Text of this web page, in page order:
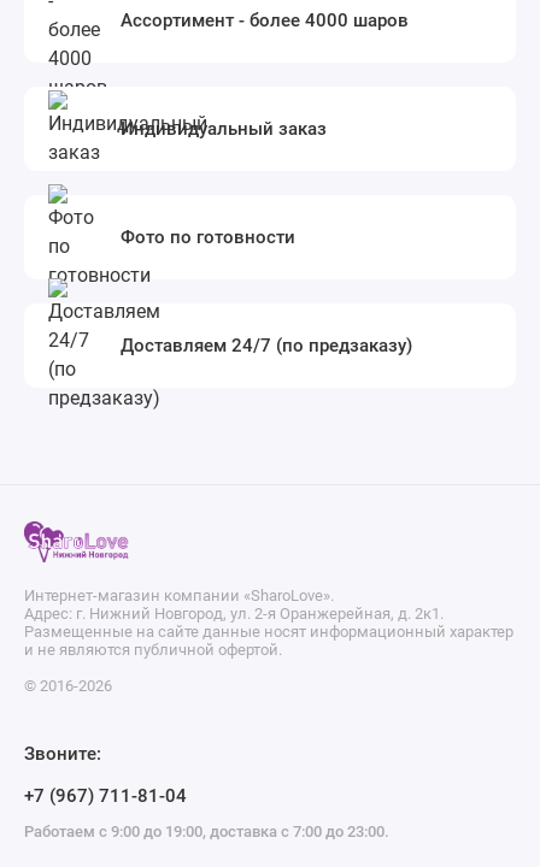
Ассортимент - более 4000 шаров
Индивидуальный заказ
Фото по готовности
Доставляем 24/7 (по предзаказу)
Интернет-магазин компании «SharoLove».
Адрес: г. Нижний Новгород, ул. 2-я Оранжерейная, д. 2к1.
Размещенные на сайте данные носят информационный характер
и не являются публичной офертой.
© 2016-2026
Звоните:
+7 (967) 711-81-04
Работаем с 9:00 до 19:00, доставка с 7:00 до 23:00.